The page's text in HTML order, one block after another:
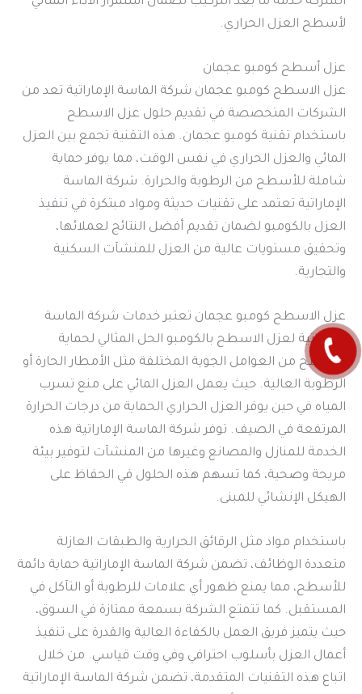
لأسطح العزل الحراري.
عزل أسطح كومبو عجمان
عزل الاسطح كومبو عجمان شركة الماسة الإماراتية تعد من
الشركات المتخصصة في تقديم حلول عزل الاسطح
باستخدام تقنية كومبو عجمان. هذه التقنية تجمع بين العزل
المائي والعزل الحراري في نفس الوقت، مما يوفر حماية
شاملة للأسطح من الرطوبة والحرارة. شركة الماسة
الإماراتية تعتمد على تقنيات حديثة ومواد مبتكرة في تنفيذ
العزل بالكومبو لضمان تقديم أفضل النتائج لعملائها،
وتحقيق مستويات عالية من العزل للمنشآت السكنية
والتجارية.
عزل الاسطح كومبو عجمان تعتبر خدمات شركة الماسة
الإماراتية لعزل الاسطح بالكومبو الحل المثالي لحماية
الاسطح من العوامل الجوية المختلفة مثل الأمطار الحارة أو
الرطوبة العالية. حيث يعمل العزل المائي على منع تسرب
المياه في حين يوفر العزل الحراري الحماية من درجات الحرارة
المرتفعة في الصيف. توفر شركة الماسة الإماراتية هذه
الخدمة للمنازل والمصانع وغيرها من المنشآت لتوفير بيئة
مريحة وصحية، كما تسهم هذه الحلول في الحفاظ على
الهيكل الإنشائي للمبنى.
باستخدام مواد مثل الرقائق الحرارية والطبقات العازلة
متعددة الوظائف، تضمن شركة الماسة الإماراتية حماية دائمة
للأسطح، مما يمنع ظهور أي علامات للرطوبة أو التآكل في
المستقبل. كما تتمتع الشركة بسمعة ممتازة في السوق،
حيث يتميز فريق العمل بالكفاءة العالية والقدرة على تنفيذ
أعمال العزل بأسلوب احترافي وفي وقت قياسي. من خلال
اتباع هذه التقنيات المتقدمة، تضمن شركة الماسة الإماراتية